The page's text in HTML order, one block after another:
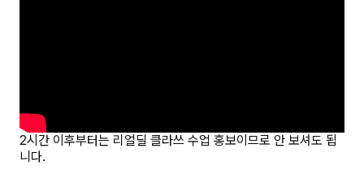
2시간 이후부터는 리얼딜 클라쓰 수업 홍보이므로 안 보셔도 됩
니다.